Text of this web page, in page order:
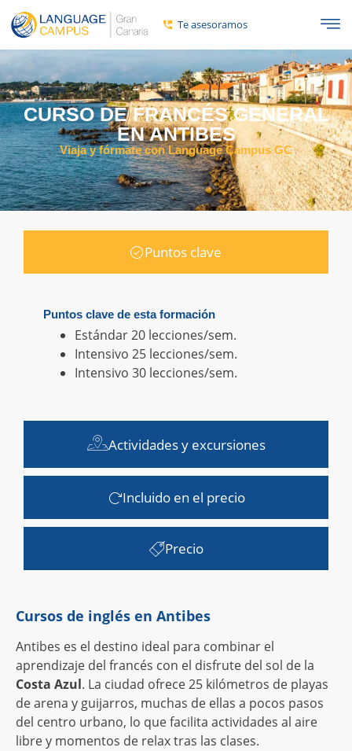
Te asesoramos
CURSO DE FRANCÉS GENERAL
EN ANTIBES
Viaja y fórmate con Language Campus GC
Puntos clave
Actividades y excursiones
Incluido en el precio
Precio
Puntos clave de esta formación
Estándar 20 lecciones/sem.
Intensivo 25 lecciones/sem.
Intensivo 30 lecciones/sem.
Cursos de inglés en Antibes
Antibes es el destino ideal para combinar el
aprendizaje del francés con el disfrute del sol de la
Costa Azul. La ciudad ofrece 25 kilómetros de playas
de arena y guijarros, muchas de ellas a pocos pasos
del centro urbano, lo que facilita actividades al aire
libre y momentos de relax tras las clases.